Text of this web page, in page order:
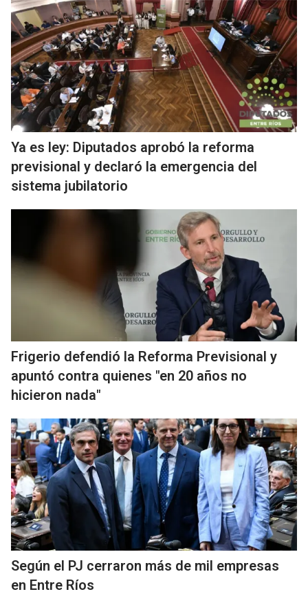
Ya es ley: Diputados aprobó la reforma
previsional y declaró la emergencia del
sistema jubilatorio
Frigerio defendió la Reforma Previsional y
apuntó contra quienes "en 20 años no
hicieron nada"
Según el PJ cerraron más de mil empresas
en Entre Ríos